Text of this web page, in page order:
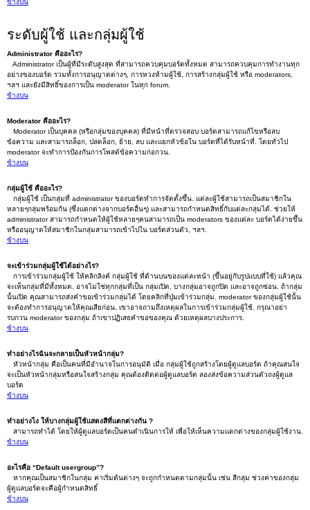
ข้างบน
ระดับผู้ใช้ และกลุ่มผู้ใช้
Administrator คืออะไร?
Administrator เป็นผู้ที่มีระดับสูงสุด ที่สามารถควบคุมบอร์ดทั้งหมด สามารถควบคุมการทำงานทุก
อย่างของบอร์ด รวมทั้งการอนุญาตต่างๆ, การหวงห้ามผู้ใช้, การสร้างกลุ่มผู้ใช้ หรือ moderators,
ฯลฯ และยังมีสิทธิ์ของการเป็น moderator ในทุก forum.
ข้างบน
Moderator คืออะไร?
Moderator เป็นบุคคล (หรือกลุ่มของบุคคล) ที่มีหน้าที่ตรวจสอบ บอร์ดสามารถแก้ไขหรือลบ
ข้อความ และสามารถล็อก, ปลดล็อก, ย้าย, ลบ และแยกหัวข้อใน บอร์ดที่ได้รับหน้าที่. โดยทั่วไป
moderator จะทำการป้องกันการโพสต์ข้อความก่อกวน.
ข้างบน
กลุ่มผู้ใช้ คืออะไร?
กลุ่มผู้ใช้ เป็นกลุ่มที่ administrator ของบอร์ดทำการจัดตั้งขึ้น. แต่ละผู้ใช้สามารถเป็นสมาชิกใน
หลายๆกลุ่มพร้อมกัน (ซึ่งแตกต่างจากบอร์ดอื่นๆ) และสามารถกำหนดสิทธิ์กับแต่ละกลุ่มได้. ช่วยให้
administrator สามารถกำหนดให้ผู้ใช้หลายๆคนสามารถเป็น moderators ของแต่ละ บอร์ดได้ง่ายขึ้น
หรืออนุญาตให้สมาชิกในกลุ่มสามารถเข้าไปใน บอร์ดส่วนตัว, ฯลฯ.
ข้างบน
จะเข้าร่วมกลุ่มผู้ใช้ได้อย่างไร?
การเข้าร่วมกลุ่มผู้ใช้ ให้คลิกลิงค์ กลุ่มผู้ใช้ ที่ด้านบนของแต่ละหน้า (ขึ้นอยู่กับรูปแบบที่ใช้) แล้วคุณ
จะเห็นกลุ่มที่มีทั้งหมด. อาจไม่ใช่ทุกกลุ่มที่เป็น กลุ่มเปิด, บางกลุ่มอาจถูกปิด และอาจถูกซ่อน. ถ้ากลุ่ม
นั้นเปิด คุณสามารถส่งคำขอเข้าร่วมกลุ่มได้ โดยคลิกที่ปุ่มเข้าร่วมกลุ่ม. moderator ของกลุ่มผู้ใช้นั้น
จะต้องทำการอนุญาตให้คุณเสียก่อน, เขาอาจถามถึงเหตุผลในการเข้าร่วมกลุ่มผู้ใช้. กรุณาอย่า
รบกวน moderator ของกลุ่ม ถ้าเขาปฏิเสธคำขอของคุณ ด้วยเหตุผลบางประการ.
ข้างบน
ทำอย่างไรฉันจะกลายเป็นหัวหน้ากลุ่ม?
หัวหน้ากลุ่ม คือเป็นคนที่มีอำนาจในการอนุมัติ เมื่อ กลุ่มผู้ใช้ถูกสร้างโดยผู้ดูแลบอร์ด ถ้าคุณสนใจ
จะเป็นหัวหน้ากลุ่มหรือสนใจสร้างกลุ่ม คุณต้องติดต่อผู้ดูแลบอร์ด ลองส่งข้อความส่วนตัวถงผู้ดูแล
บอร์ด
ข้างบน
ทำอย่างไง ให้บางกลุ่มผู้ใช้แสดงสีที่แตกต่างกัน ?
สามารถทำได้ โดยให้ผู้ดูแลบอร์ดเป็นคนดำเนินการให้ เพื่อให้เห็นความแตกต่างของกลุ่มผู้ใช้งาน.
ข้างบน
อะไรคือ “Default usergroup”?
หากคุณเป็นสมาชิกในกลุ่ม ค่าเริ่มต้นต่างๆ จะถูกกำหนดตามกลุ่มนั้น เช่น สีกลุ่ม ช่วงค่าของกลุ่ม
ผู้ดูแลบอร์ดจะคือผู้กำหนดสิทธิ์
ข้างบน